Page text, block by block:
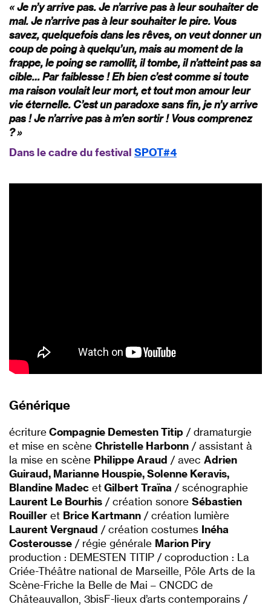
« Je n’y arrive pas. Je n’arrive pas à leur souhaiter de
mal. Je n’arrive pas à leur souhaiter le pire. Vous
savez, quelquefois dans les rêves, on veut donner un
coup de poing à quelqu’un, mais au moment de la
frappe, le poing se ramollit, il tombe, il n’atteint pas sa
cible… Par faiblesse ! Eh bien c’est comme si toute
ma raison voulait leur mort, et tout mon amour leur
vie éternelle. C’est un paradoxe sans fin, je n’y arrive
pas ! Je n’arrive pas à m’en sortir ! Vous comprenez
? »
Dans le cadre du festival SPOT#4
Générique
écritureCompagnie Demesten Titip / dramaturgie
et mise en scène Christelle Harbonn / assistant à
la mise en scène Philippe Araud / avec Adrien
Guiraud, Marianne Houspie, Solenne Keravis,
Blandine Madec etGilbert Traïna / scénographie
Laurent Le Bourhis / création sonore Sébastien
Rouiller et Brice Kartmann / création lumière
Laurent Vergnaud / création costumes Inéha
Costerousse / régie générale Marion Piry
production : DEMESTEN TITIP / coproduction : La
Criée-Théâtre national de Marseille, Pôle Arts de la
Scène-Friche la Belle de Mai – CNCDC de
Châteauvallon, 3bisF-lieux d’arts contemporains /